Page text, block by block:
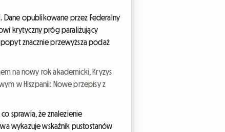
Dane opublikowane przez Federalny
krytyczny próg paraliżujący
znacznie przewyższa podaż
na nowy rok akademicki, Kryzys
w Hiszpanii: Nowe przepisy z
sprawia, że znalezienie
wykazuje wskaźnik pustostanów